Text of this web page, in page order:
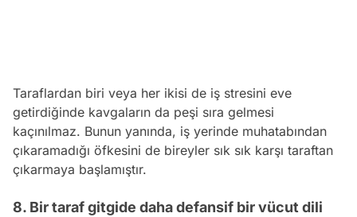
Taraflardan biri veya her ikisi de iş stresini eve
getirdiğinde kavgaların da peşi sıra gelmesi
kaçınılmaz. Bunun yanında, iş yerinde muhatabından
çıkaramadığı öfkesini de bireyler sık sık karşı taraftan
çıkarmaya başlamıştır.
8. Bir taraf gitgide daha defansif bir vücut dili